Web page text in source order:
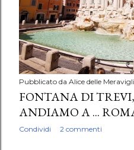
Pubblicato da Alice delle
FONTANA DI
ANDIAMO A ...
Condividi 2 commenti